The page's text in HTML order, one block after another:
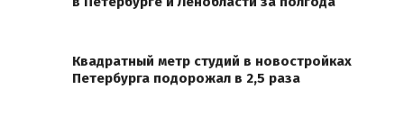
Квадратный метр студий в новостройках
Петербурга подорожал в 2,5 раза